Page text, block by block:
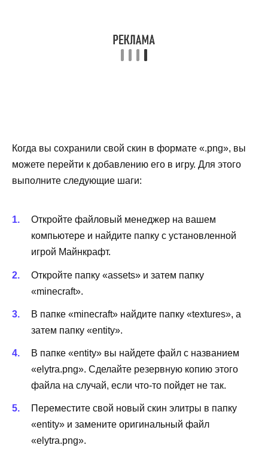
Когда вы сохранили свой скин в формате «.png», вы
можете перейти к добавлению его в игру. Для этого
выполните следующие шаги:
Откройте файловый менеджер на вашем
компьютере и найдите папку с установленной
игрой Майнкрафт.
Откройте папку «assets» и затем папку
«minecraft».
В папке «minecraft» найдите папку «textures», а
затем папку «entity».
В папке «entity» вы найдете файл с названием
«elytra.png». Сделайте резервную копию этого
файла на случай, если что-то пойдет не так.
Переместите свой новый скин элитры в папку
«entity» и замените оригинальный файл
«elytra.png».